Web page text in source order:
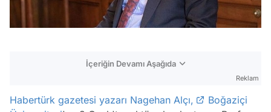
İçeriğin Devamı Aşağıda
Reklam
Habertürk gazetesi yazarı Nagehan Alçı,
Boğaziçi